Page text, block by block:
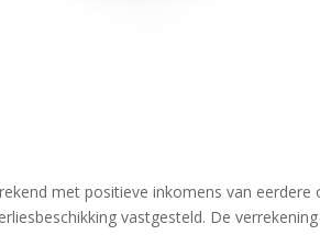
met positieve inkomens van eerdere
vastgesteld. De verrekening